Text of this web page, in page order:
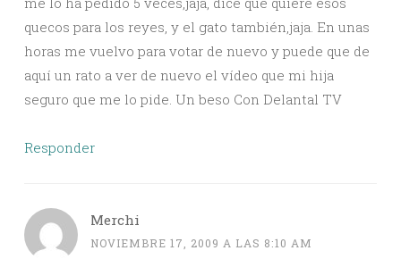
quecos para los reyes, y el gato también,jaja. En unas
horas me vuelvo para votar de nuevo y puede que de
aquí un rato a ver de nuevo el vídeo que mi hija
seguro que me lo pide. Un beso Con Delantal TV
Responder
Merchi
NOVIEMBRE 17, 2009 A LAS 8:10 AM